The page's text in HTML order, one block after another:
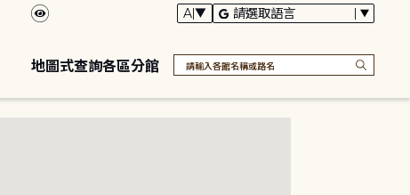
地圖式查詢各區分館